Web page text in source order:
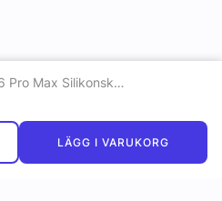
Apple iPhone 16 Pro Max Silikonskal med MagSafe Svart
LÄGG I VARUKORG